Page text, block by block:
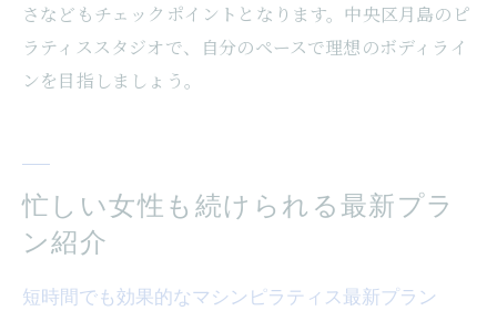
さなどもチェックポイントとなります。中央区月島のピ
ラティススタジオで、自分のペースで理想のボディライ
ンを目指しましょう。
忙しい女性も続けられる最新プラ
ン紹介
短時間でも効果的なマシンピラティス最新プラン